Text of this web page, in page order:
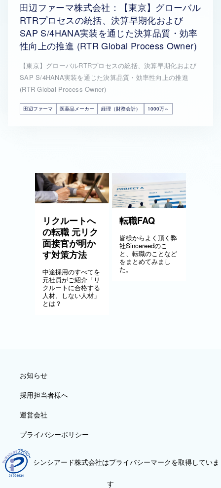
田辺ファーマ株式会社：【東京】グローバル
RTRプロセスの統括、決算早期化および
SAP S/4HANA実装を通じた決算品質・効率
性向上の推進 (RTR Global Process Owner)
【東京】グローバルRTRプロセスの統括、決算早期化および
SAP S/4HANA実装を通じた決算品質・効率性向上の推進
(RTR Global Process Owner)
田辺ファーマ 医薬品メーカー 経理（財務会計） 1000万～
リクルートへ
の転職 元リク
面接官が明か
す対策方法
中途採用のすべてを
元社員がご紹介「リ
クルートに合格する
人材、しない人材」
とは？
転職FAQ
皆様からよく頂く弊
社Sincereedのこ
と、転職のことなど
をまとめてみまし
た。
お知らせ
採用担当者様へ
運営会社
プライバシーポリシー
シンシアード株式会社はプライバシーマークを取得していま
す